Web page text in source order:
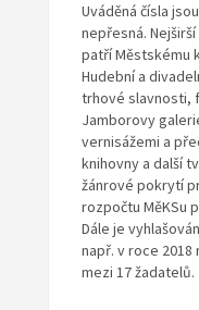
Uváděná čísla
nepřesná.
patří Městskému
Hudební a
trhové slavnosti,
Jamborovy
vernisážemi a
knihovny a další
žánrové pokrytí
rozpočtu MěKSu
Dále je
např. v roce 2018
mezi 17 žadatelů.